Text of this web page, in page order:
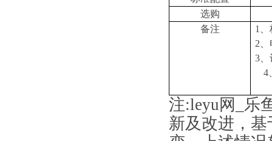
选购
备注
1
2
3
4
注:leyu网_乐
新及改进，